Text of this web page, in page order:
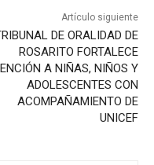
Artículo siguiente
DE ORALIDAD DE
ROSARITO FORTALECE
A NIÑAS, NIÑOS Y
ADOLESCENTES CON
ACOMPAÑAMIENTO DE
UNICEF